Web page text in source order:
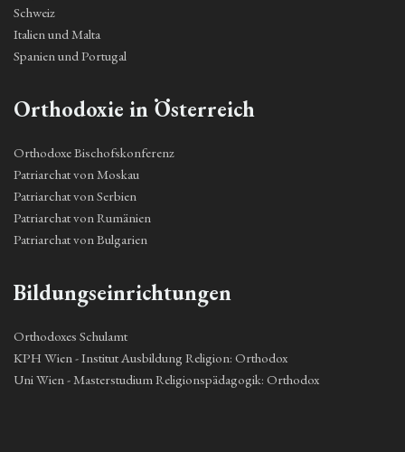
Schweiz
Italien und Malta
Spanien und Portugal
Orthodoxie in Österreich
Orthodoxe Bischofskonferenz
Patriarchat von Moskau
Patriarchat von Serbien
Patriarchat von Rumänien
Patriarchat von Bulgarien
Bildungseinrichtungen
Orthodoxes Schulamt
KPH Wien - Institut Ausbildung Religion: Orthodox
Uni Wien - Masterstudium Religionspädagogik: Orthodox